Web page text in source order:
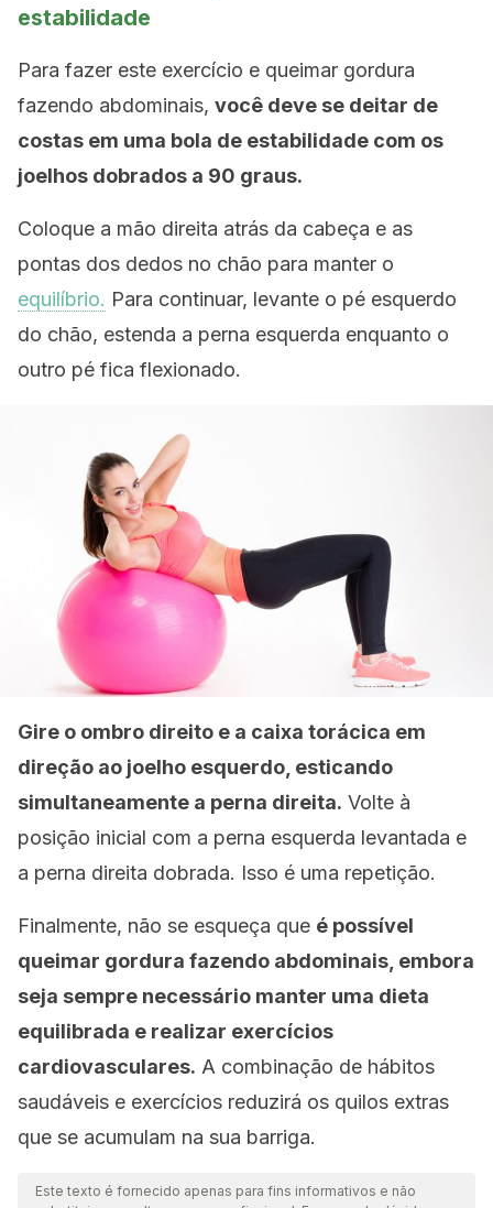
estabilidade
Para fazer este exercício e queimar gordura
fazendo abdominais, você deve se deitar de
costas em uma bola de estabilidade com os
joelhos dobrados a 90 graus.
Coloque a mão direita atrás da cabeça e as
pontas dos dedos no chão para manter o
equilíbrio. Para continuar, levante o pé esquerdo
do chão, estenda a perna esquerda enquanto o
outro pé fica flexionado.
Gire o ombro direito e a caixa torácica em
direção ao joelho esquerdo, esticando
simultaneamente a perna direita. Volte à
posição inicial com a perna esquerda levantada e
a perna direita dobrada. Isso é uma repetição.
Finalmente, não se esqueça que é possível
queimar gordura fazendo abdominais, embora
seja sempre necessário manter uma dieta
equilibrada e realizar exercícios
cardiovasculares. A combinação de hábitos
saudáveis ​​e exercícios reduzirá os quilos extras
que se acumulam na sua barriga.
Este texto é fornecido apenas para fins informativos e não